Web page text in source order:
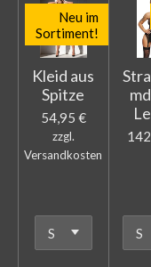
Neu im
Sortiment!
Kleid aus
Spitze
54,95 €
zzgl.
Versandkosten